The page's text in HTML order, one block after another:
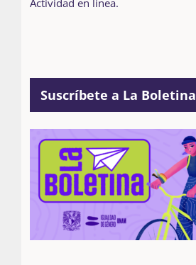
Actividad en línea.
Suscríbete a La Boletina